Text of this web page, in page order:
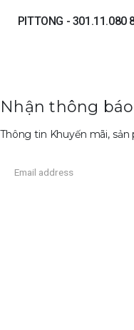
PITTONG - 301.11.080
Nhận thông
Thông tin Khuyến mãi, sản